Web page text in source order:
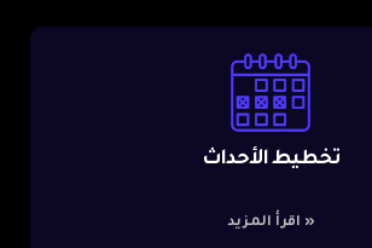
تخطيط الأحداث
اقرأ المزيد »